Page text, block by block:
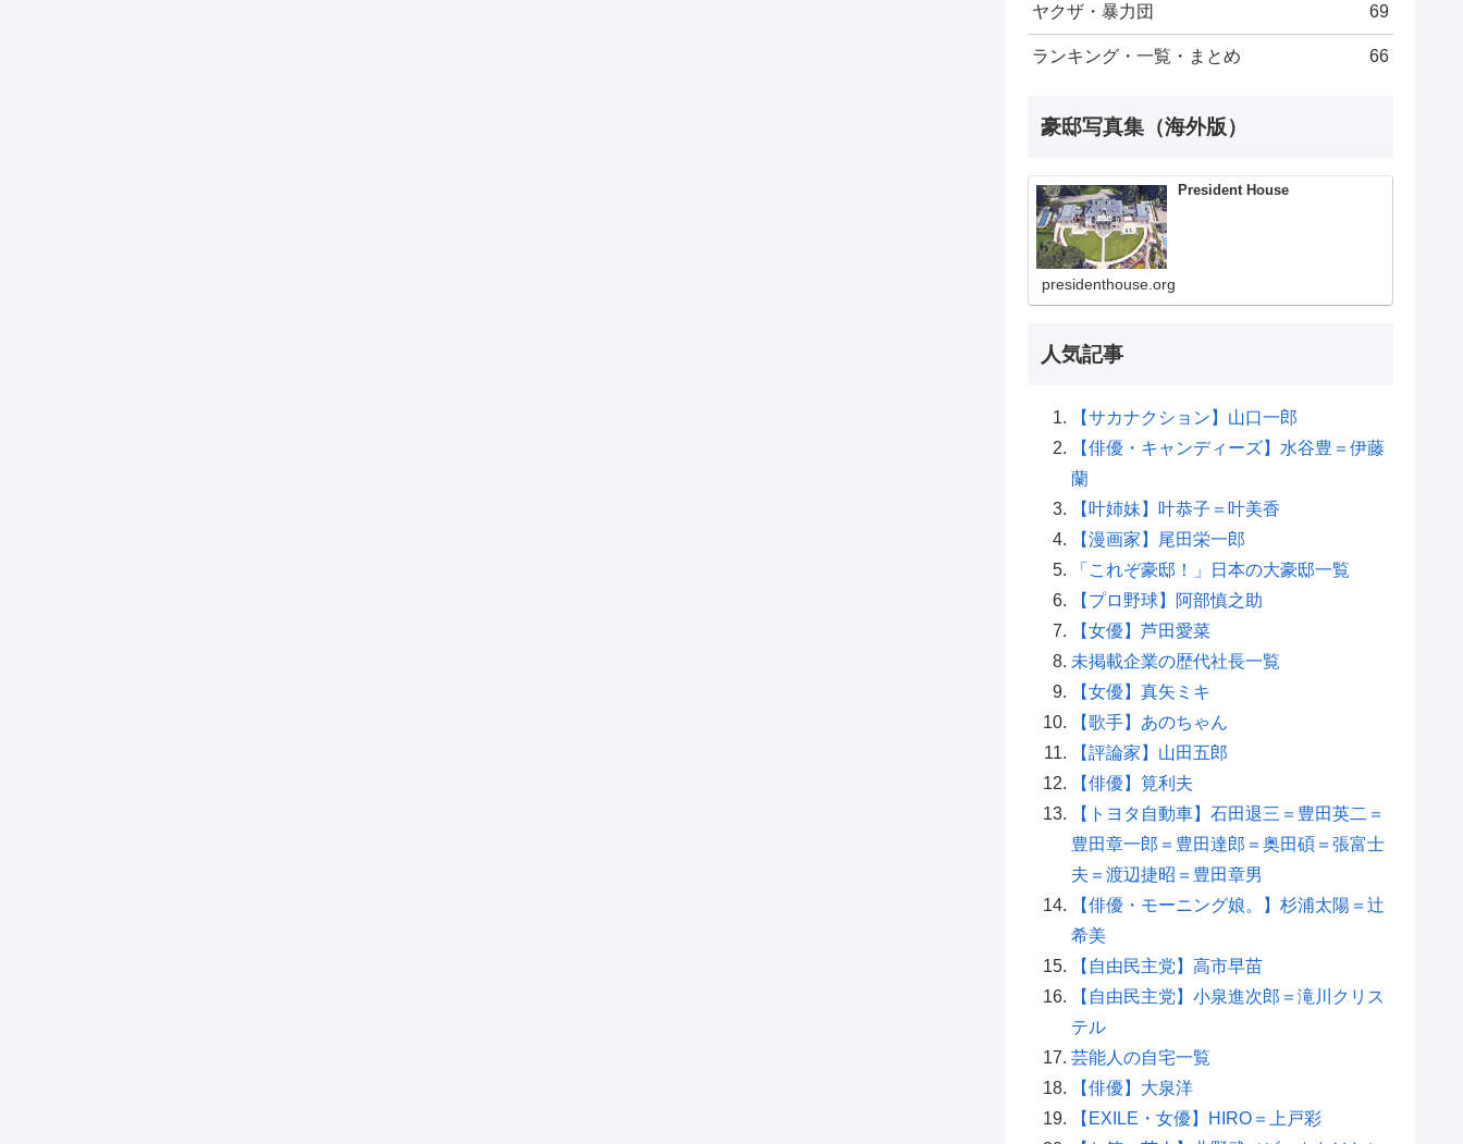
ヤクザ・暴力団 69
ランキング・一覧・まとめ 66
豪邸写真集（海外版）
President House
presidenthouse.org
人気記事
【サカナクション】山口一郎
【俳優・キャンディーズ】水谷豊＝伊藤
蘭
【叶姉妹】叶恭子＝叶美香
【漫画家】尾田栄一郎
「これぞ豪邸！」日本の大豪邸一覧
【プロ野球】阿部慎之助
【女優】芦田愛菜
未掲載企業の歴代社長一覧
【女優】真矢ミキ
【歌手】あのちゃん
【評論家】山田五郎
【俳優】筧利夫
【トヨタ自動車】石田退三＝豊田英二＝
豊田章一郎＝豊田達郎＝奥田碩＝張富士
夫＝渡辺捷昭＝豊田章男
【俳優・モーニング娘。】杉浦太陽＝辻
希美
【自由民主党】高市早苗
【自由民主党】小泉進次郎＝滝川クリス
テル
芸能人の自宅一覧
【俳優】大泉洋
【EXILE・女優】HIRO＝上戸彩